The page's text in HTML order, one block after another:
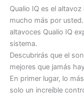
Qualio IQ es el
mucho más por
altavoces Qualio IQ
sistema.
Descubrirás que el
mejores que jamás
En primer lugar, lo
solo un increíble